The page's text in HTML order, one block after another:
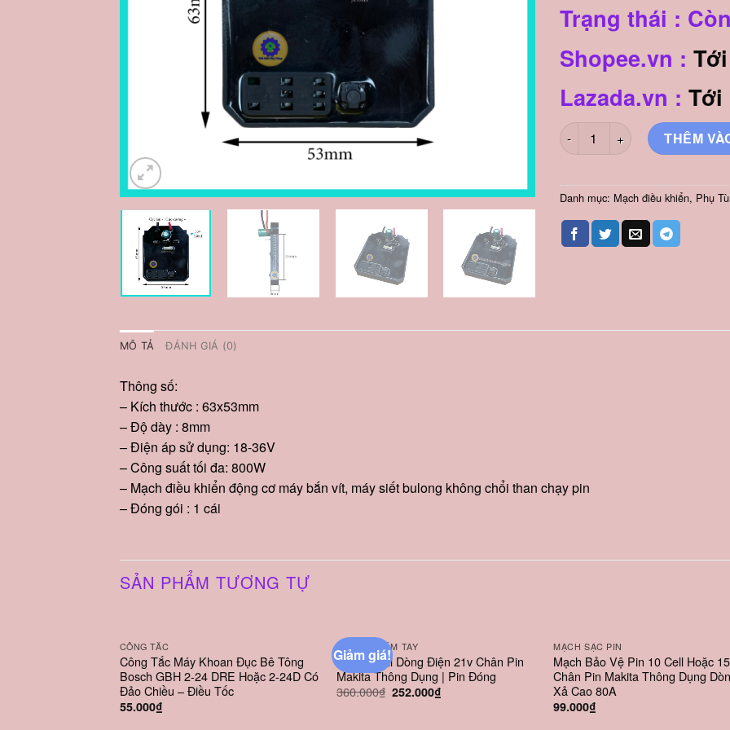
Trạng thái :
Shopee.vn :
Lazada.vn : Tới
Mạch Điều Khiển Máy Siết
THÊM
Danh mục: Mạch điều khiển, Phụ
MÔ TẢ ĐÁNH GIÁ (0)
Thông số:
– Kích thước : 63x53mm
– Độ dày : 8mm
– Điện áp sử dụng: 18-36V
– Công suất tối đa: 800W
– Mạch điều khiển động cơ máy bắn vít, máy siết bulong không chổi than chạy pin
– Đóng gói : 1 cái
SẢN PHẨM TƯƠNG TỰ
CÔNG TẮC
Công Tắc Máy Khoan Đục Bê Tông
Bosch GBH 2-24 DRE Hoặc 2-24D Có
Đảo Chiều – Điều Tốc
55.000₫
Giảm giá!
PIN MÁY CẦM TAY
Pin 10 Cell Dòng Điện 21v Chân Pin
Makita Thông Dụng | Pin Đóng
360.000₫ Giá
gốc
252.000₫
MẠCH SẠC PIN
Mạch Bảo Vệ Pin 10 Cell Hoặc
Chân Pin Makita Thông Dụng
Xả Cao 80A
99.000₫